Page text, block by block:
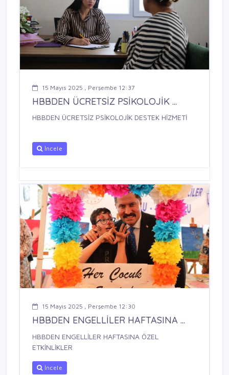
15 Mayıs 2025 , Perşembe 12:37
HBBDEN ÜCRETSİZ PSİKOLOJİK ...
HBBDEN ÜCRETSİZ PSİKOLOJİK DESTEK HİZMETİ
İncele
15 Mayıs 2025 , Perşembe 12:30
HBBDEN ENGELLİLER HAFTASINA ...
HBBDEN ENGELLİLER HAFTASINA ÖZEL
ETKİNLİKLER
İncele